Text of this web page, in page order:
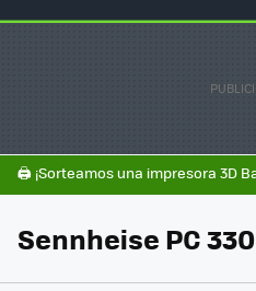
🖨️ ¡Sorteamos una impresora 3D
Sennheise PC